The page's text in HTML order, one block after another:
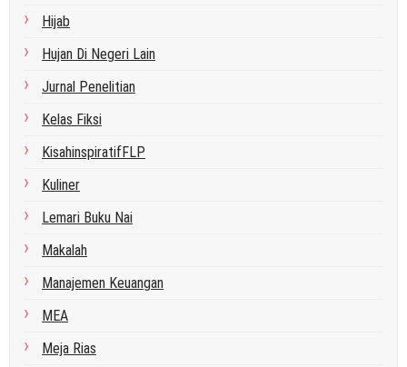
Hijab
Hujan Di Negeri Lain
Jurnal Penelitian
Kelas Fiksi
KisahinspiratifFLP
Kuliner
Lemari Buku Nai
Makalah
Manajemen Keuangan
MEA
Meja Rias